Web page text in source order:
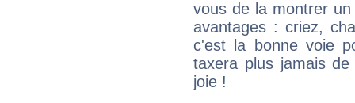
vous de la montrer
avantages : criez,
c'est la bonne voie
taxera plus jamais
joie !